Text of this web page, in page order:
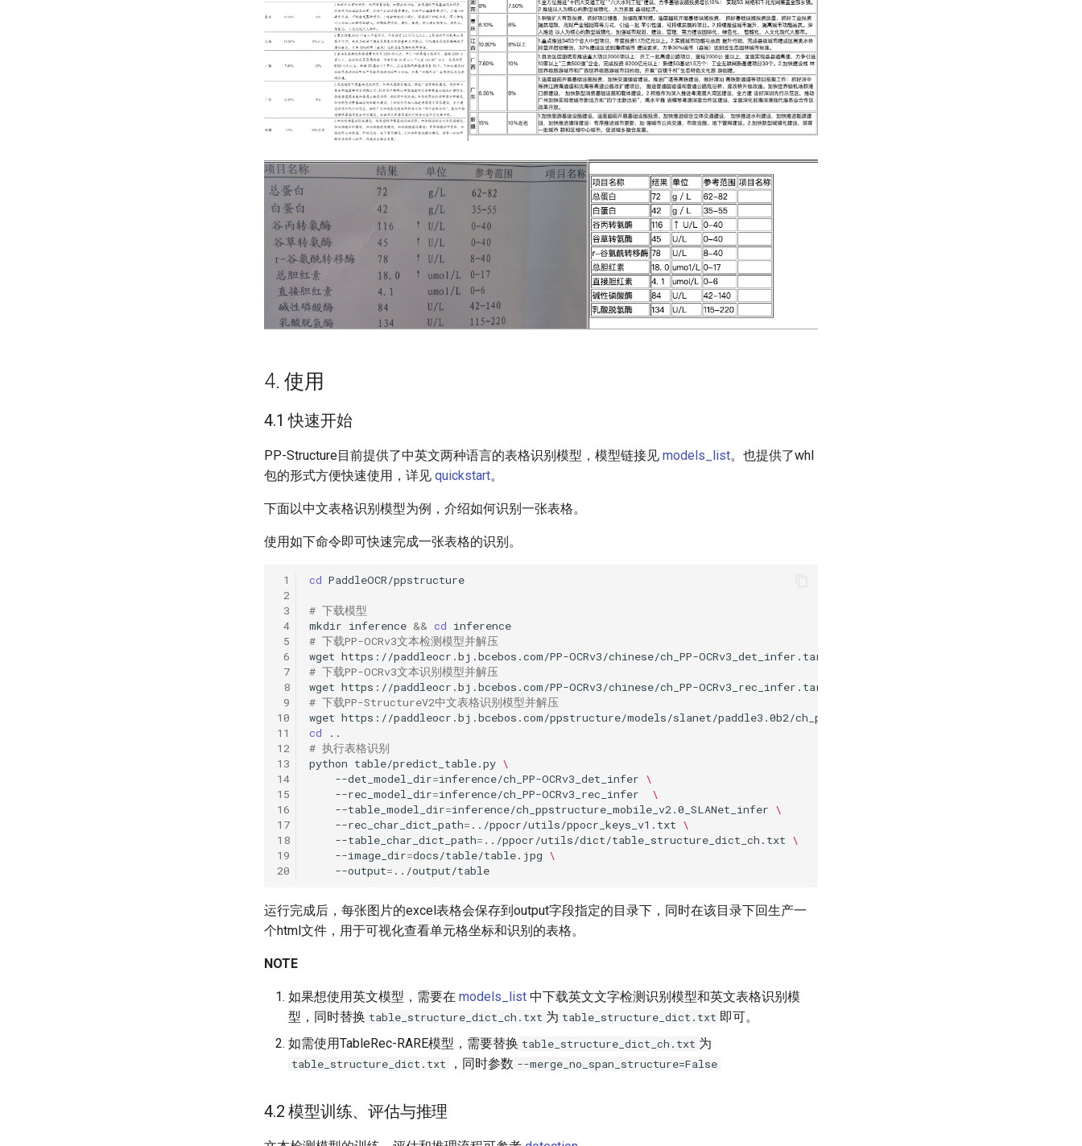
4. 使用
4.1 快速开始
PP-Structure目前提供了中英文两种语言的表格识别模型，模型链接见 models_list。也提供了whl
包的形式方便快速使用，详见 quickstart。
下面以中文表格识别模型为例，介绍如何识别一张表格。
使用如下命令即可快速完成一张表格的识别。
1
2
3
4
5
6
7
8
9
10
11
12
13
14
15
16
17
18
19
20
cd
# 下载模型
mkdir inference && cd
# 下载PP-OCRv3文本检测模型并解压
wget https://paddleocr.bj.bcebos.com/PP-OCRv3/chinese/ch_PP-OCRv3_det_infer.tar
# 下载PP-OCRv3文本识别模型并解压
wget https://paddleocr.bj.bcebos.com/PP-OCRv3/chinese/ch_PP-OCRv3_rec_infer.tar
# 下载PP-StructureV2中文表格识别模型并解压
wget https://paddleocr.bj.bcebos.com/ppstructure/models/slanet/paddle3.0b2/ch_ppstructure_mobile_v2.0_SLANet_infer.tar
cd
# 执行表格识别
python table/predict_table.py \
--det_model_dir=inference/ch_PP-OCRv3_det_infer \
--rec_model_dir=inference/ch_PP-OCRv3_rec_infer
\
--table_model_dir=inference/ch_ppstructure_mobile_v2.0_SLANet_infer \
--rec_char_dict_path= ../ppocr/utils/ppocr_keys_v1.txt \
--table_char_dict_path= ../ppocr/utils/dict/table_structure_dict_ch.txt \
--image_dir=docs/table/table.jpg \
--output=
运行完成后，每张图片的excel表格会保存到output字段指定的目录下，同时在该目录下回生产一
个html文件，用于可视化查看单元格坐标和识别的表格。
NOTE
如果想使用英文模型，需要在 models_list 中下载英文文字检测识别模型和英文表格识别模
型，同时替换 table_structure_dict_ch.txt 为 table_structure_dict.txt 即可。
如需使用TableRec-RARE模型，需要替换 table_structure_dict_ch.txt 为
table_structure_dict.txt ，同时参数 --merge_no_span_structure=False
4.2 模型训练、评估与推理